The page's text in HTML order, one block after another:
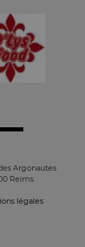
Argonautes
Reims
légales